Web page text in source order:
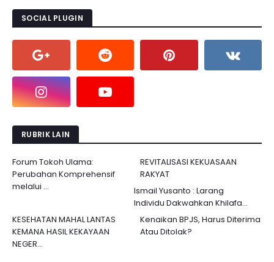
SOCIAL PLUGIN
RUBRIK LAIN
Forum Tokoh Ulama:
Perubahan Komprehensif
melalui ...
REVITALISASI KEKUASAAN
RAKYAT
Ismail Yusanto : Larang
Individu Dakwahkan Khilafa...
Kenaikan BPJS, Harus Diterima
Atau Ditolak?
KESEHATAN MAHAL LANTAS
KEMANA HASIL KEKAYAAN
NEGER...